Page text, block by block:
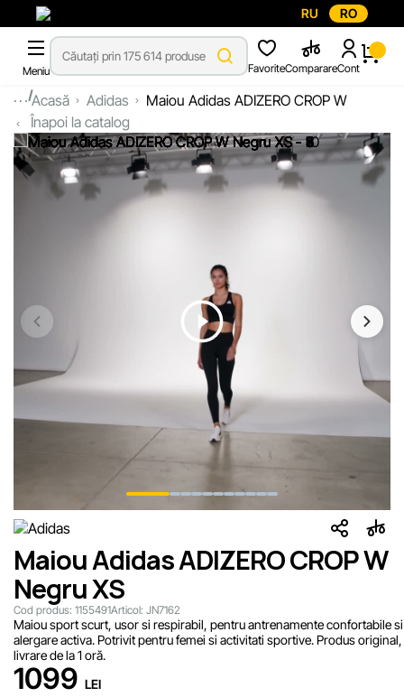
RU RO
Meniu FavoriteComparareCont
...Acasă Adidas
Maiou Adidas ADIZERO CROP W
Înapoi la catalog
Maiou Adidas ADIZERO CROP W
Negru XS
Cod produs: 1155491Articol: JN7162
Maiou sport scurt, usor si respirabil, pentru antrenamente confortabile si
alergare activa. Potrivit pentru femei si activitati sportive. Produs original,
livrare de la 1 oră.
1099 LEI